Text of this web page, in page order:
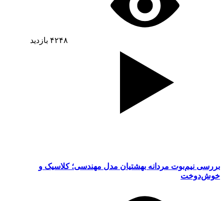
۴۲۴۸ بازدید
بررسی نیم‌بوت مردانه بهشتیان مدل مهندسی؛ کلاسیک و
خوش‌دوخت